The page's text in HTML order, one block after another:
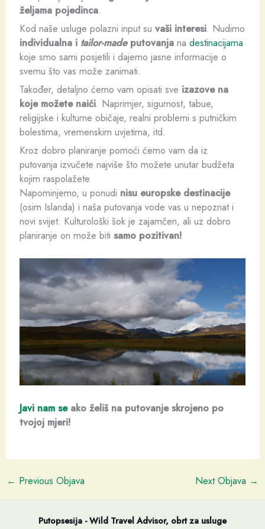
željama pojedinca.
Kod naše usluge polazni input su vaši interesi. Nudimo
individualna i tailor-madeputovanjana destinacijama
koje smo sami posjetili i dajemo jasne informacije o
svemu što vas može zanimati.
Također, detaljno ćemo vam opisati sve izazove na
koje možete naići. Naprimjer, sigurnost, tabue,
religijske i kulturne običaje, realni problemi s putničkim
bolestima, vremenskim uvjetima, itd.
Kroz dobro planiranje pomoći ćemo vam da iz
putovanja izvučete najviše što možete unutar budžeta
kojim raspolažete
Napominjemo, u ponudi nisu europske destinacije
(osim Islanda) i naša putovanja vode vas u nepoznat i
novi svijet. Kulturološki šok je zajamčen, ali uz dobro
planiranje on može biti samo pozitivan!
Javi nam seako želiš na putovanje skrojeno po
tvojoj mjeri!
← Previous Objava Next Objava →
Putopsesija - Wild Travel Advisor, obrt za usluge